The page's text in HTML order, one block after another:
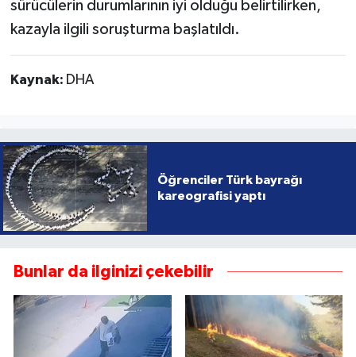
sürücülerin durumlarının iyi olduğu belirtilirken,
kazayla ilgili soruşturma başlatıldı.
Kaynak: DHA
Öğrenciler Türk bayrağı
kareografisi yaptı
Bunlar da ilginizi çekebilir